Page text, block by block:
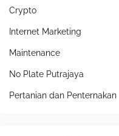
Crypto
Internet Marketing
Maintenance
No Plate Putrajaya
Pertanian dan Penternakan